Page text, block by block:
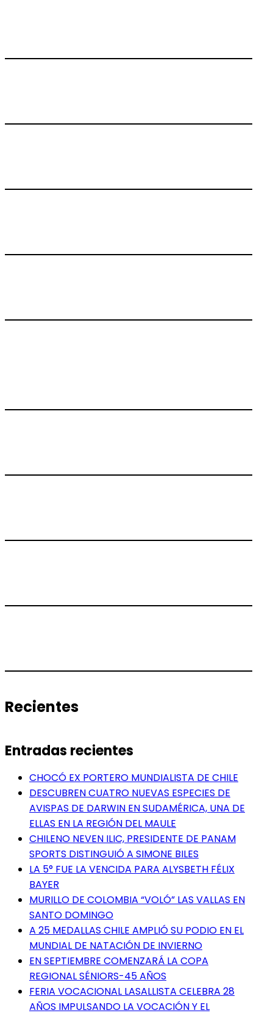
Recientes
Entradas recientes
CHOCÓ EX PORTERO MUNDIALISTA DE CHILE
DESCUBREN CUATRO NUEVAS ESPECIES DE
AVISPAS DE DARWIN EN SUDAMÉRICA, UNA DE
ELLAS EN LA REGIÓN DEL MAULE
CHILENO NEVEN ILIC, PRESIDENTE DE PANAM
SPORTS DISTINGUIÓ A SIMONE BILES
LA 5° FUE LA VENCIDA PARA ALYSBETH FÉLIX
BAYER
MURILLO DE COLOMBIA “VOLÓ” LAS VALLAS EN
SANTO DOMINGO
A 25 MEDALLAS CHILE AMPLIÓ SU PODIO EN EL
MUNDIAL DE NATACIÓN DE INVIERNO
EN SEPTIEMBRE COMENZARÁ LA COPA
REGIONAL SÉNIORS-45 AÑOS
FERIA VOCACIONAL LASALLISTA CELEBRA 28
AÑOS IMPULSANDO LA VOCACIÓN Y EL